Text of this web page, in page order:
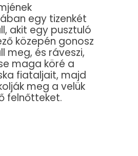
egy tizenkét
akit egy pusztuló
közepén gonosz
meg, és ráveszi,
maga köré a
fiataljait, majd
meg a velük
felnőtteket.